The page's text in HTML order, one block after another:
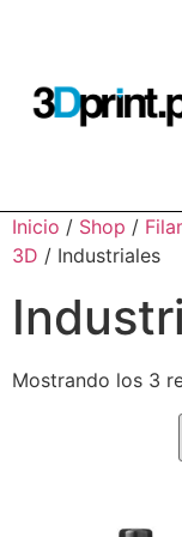
Inicio / Shop /
3D / Industriales
Mostrando los 3